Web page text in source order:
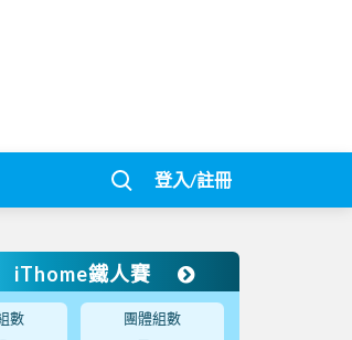
登入/註冊
iThome鐵人賽
數 團體組數